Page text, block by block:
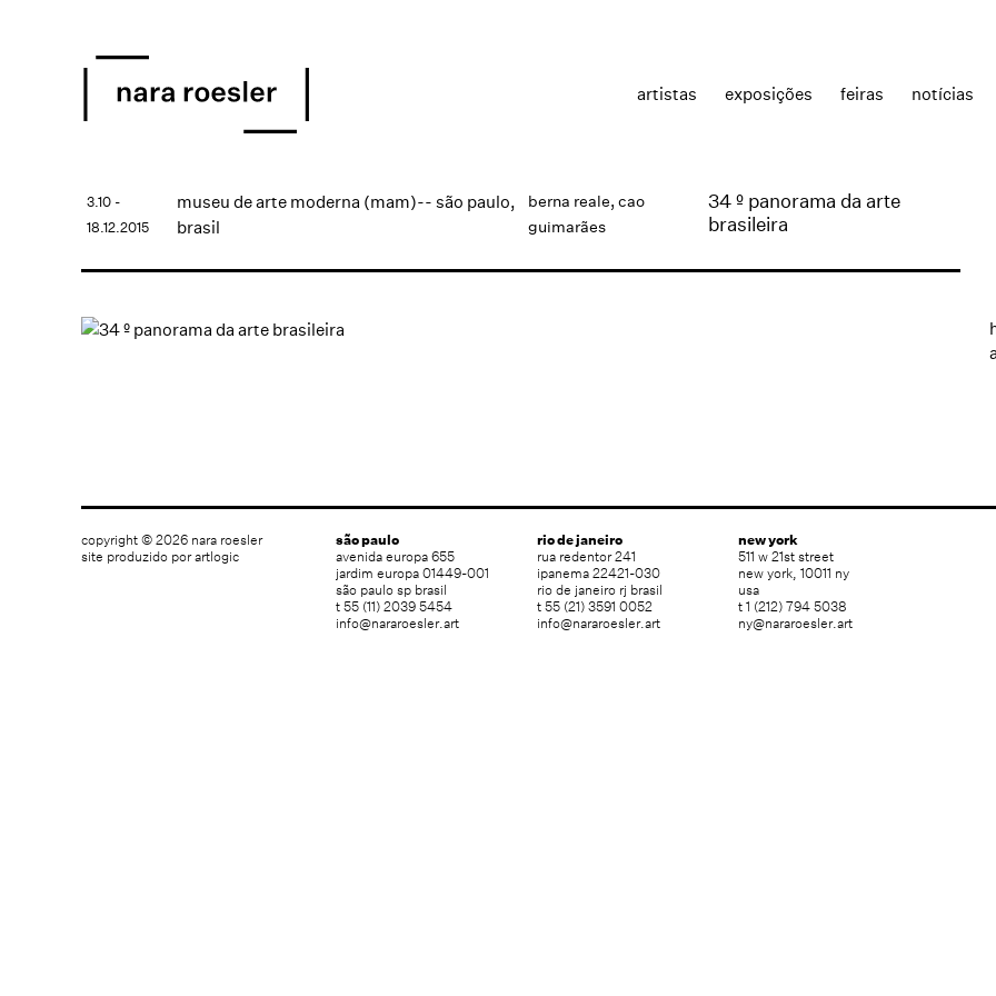
artistas exposições feiras notícias
34 º panorama da arte
brasileira
berna reale, cao
guimarães
museu de arte moderna (mam)-- são paulo,
brasil
3.10 -
18.12.2015
new york
511 w 21st street
new york, 10011 ny
usa
t 1 (212) 794 5038
ny@nararoesler.art
rio de janeiro
rua redentor 241
ipanema 22421-030
rio de janeiro rj brasil
t 55 (21) 3591 0052
info@nararoesler.art
são paulo
avenida europa 655
jardim europa 01449-001
são paulo sp brasil
t 55 (11) 2039 5454
info@nararoesler.art
copyright © 2026 nara roesler
site produzido por artlogic